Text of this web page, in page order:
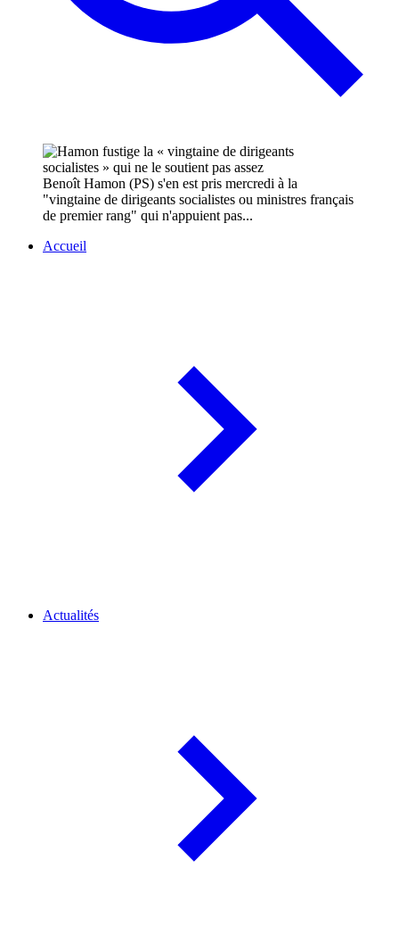
Benoît Hamon (PS) s'en est pris mercredi à la
"vingtaine de dirigeants socialistes ou ministres français
de premier rang" qui n'appuient pas...
Accueil
Actualités